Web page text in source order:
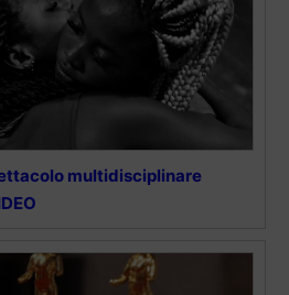
multidisciplinare